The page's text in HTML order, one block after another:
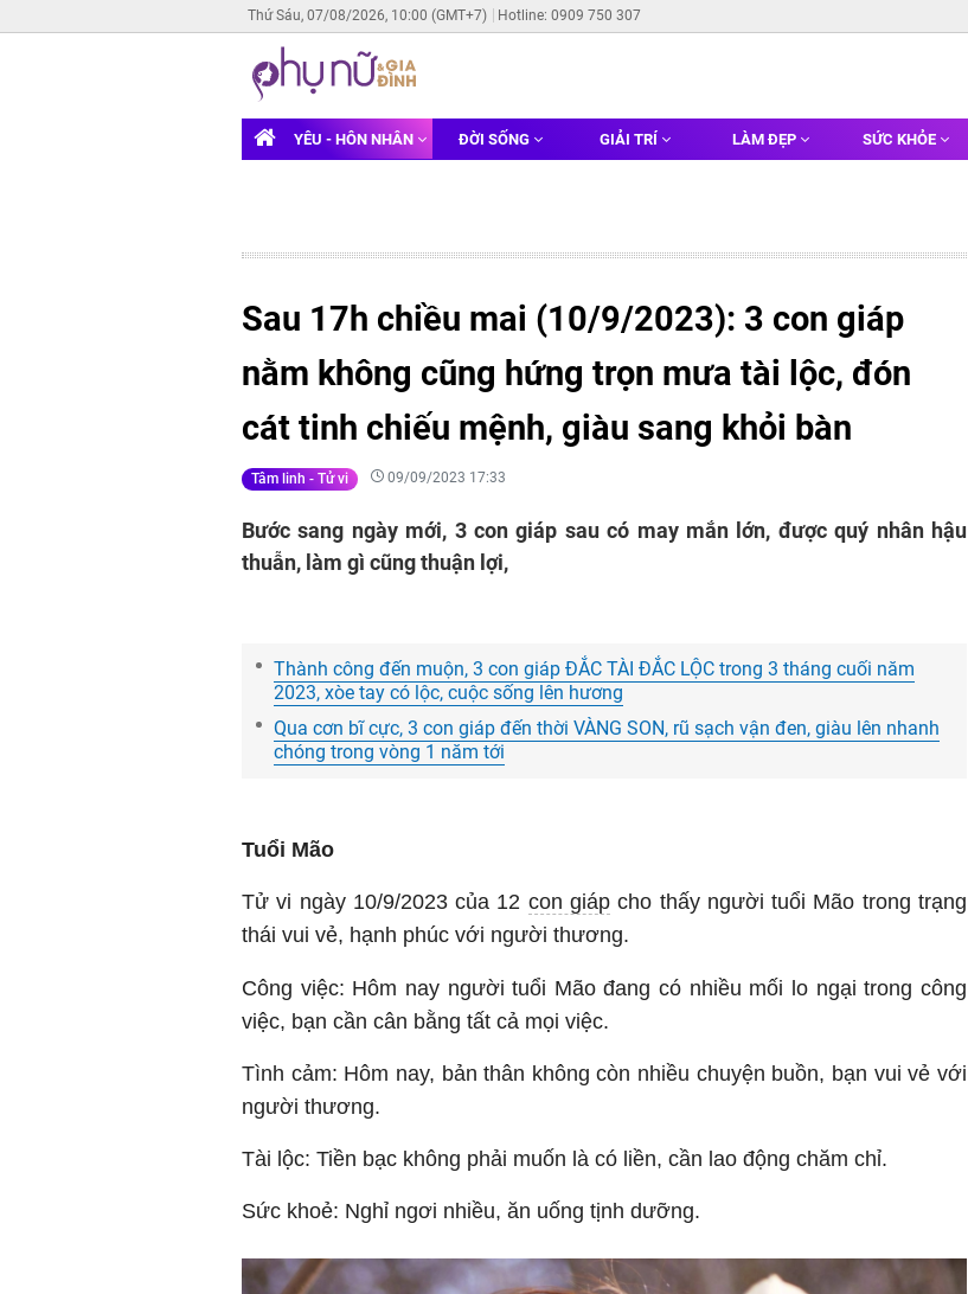
Thứ Sáu, 07/08/2026, 10:00 (GMT+7) Hotline: 0909 750 307
YÊU - HÔN NHÂN ĐỜI SỐNG GIẢI TRÍ LÀM ĐẸP SỨC KHỎE
Sau 17h chiều mai (10/9/2023): 3 con giáp
nằm không cũng hứng trọn mưa tài lộc, đón
cát tinh chiếu mệnh, giàu sang khỏi bàn
Tâm linh - Tử vi 09/09/2023 17:33
Bước sang ngày mới, 3 con giáp sau có may mắn lớn, được quý nhân hậu
thuẫn, làm gì cũng thuận lợi,
Thành công đến muộn, 3 con giáp ĐẮC TÀI ĐẮC LỘC trong 3 tháng cuối năm
2023, xòe tay có lộc, cuộc sống lên hương
Qua cơn bĩ cực, 3 con giáp đến thời VÀNG SON, rũ sạch vận đen, giàu lên nhanh
chóng trong vòng 1 năm tới
Tuổi Mão
Tử vi ngày 10/9/2023 của 12 con giáp cho thấy người tuổi Mão trong trạng
thái vui vẻ, hạnh phúc với người thương.
Công việc: Hôm nay người tuổi Mão đang có nhiều mối lo ngại trong công
việc, bạn cần cân bằng tất cả mọi việc.
Tình cảm: Hôm nay, bản thân không còn nhiều chuyện buồn, bạn vui vẻ với
người thương.
Tài lộc: Tiền bạc không phải muốn là có liền, cần lao động chăm chỉ.
Sức khoẻ: Nghỉ ngơi nhiều, ăn uống tịnh dưỡng.